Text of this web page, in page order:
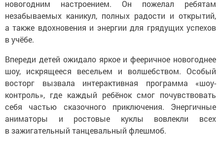
новогодним настроением. Он пожелал ребятам
незабываемых каникул, полных радости и открытий,
а также вдохновения и энергии для грядущих успехов
в учёбе.
Впереди детей ожидало яркое и фееричное новогоднее
шоу, искрящееся весельем и волшебством. Особый
восторг вызвала интерактивная программа «шоу-
контроль», где каждый ребёнок смог почувствовать
себя частью сказочного приключения. Энергичные
аниматоры и ростовые куклы вовлекли всех
в зажигательный танцевальный флешмоб.